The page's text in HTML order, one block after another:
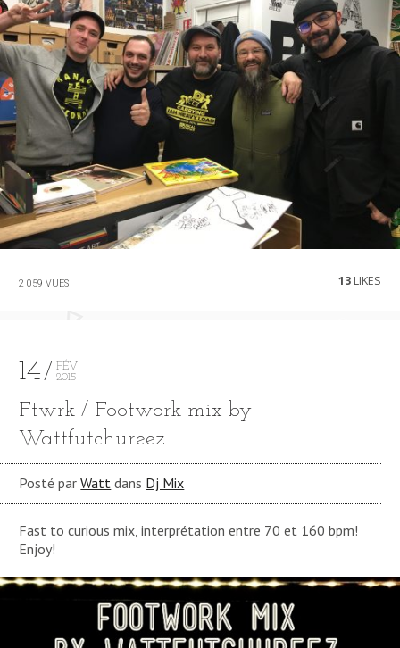
2 059 VUES 13LIKES
14
FÉV
2015
Ftwrk / Footwork mix by
Wattfutchureez
Posté parWatt dans Dj Mix
Fast to curious mix, interprétation entre 70 et 160 bpm!
Enjoy!